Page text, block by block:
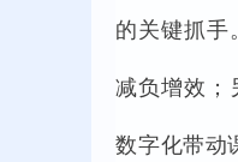
的关键抓手
减负增效；
数字化带动